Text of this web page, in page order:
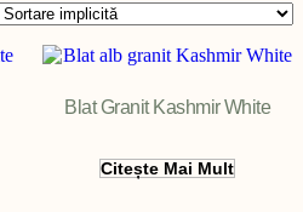
Blat Granit Kashmir White
Citește Mai Mult